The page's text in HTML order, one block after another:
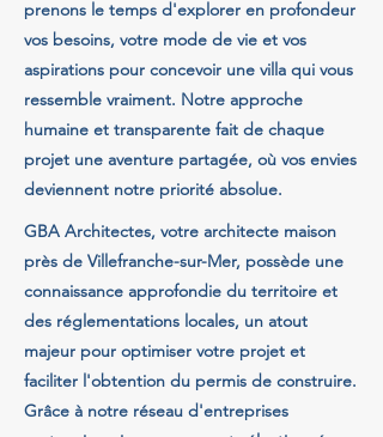
prenons le temps d'explorer en profondeur
vos besoins, votre mode de vie et vos
aspirations pour concevoir une villa qui vous
ressemble vraiment. Notre approche
humaine et transparente fait de chaque
projet une aventure partagée, où vos envies
deviennent notre priorité absolue.
GBA Architectes, votre architecte maison
près de Villefranche-sur-Mer, possède une
connaissance approfondie du territoire et
des réglementations locales, un atout
majeur pour optimiser votre projet et
faciliter l'obtention du permis de construire.
Grâce à notre réseau d'entreprises